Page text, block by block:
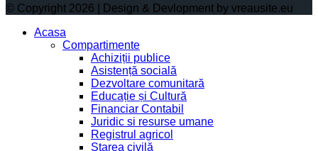
© Copyright 2026 | Design & Devlopment by vreausite.eu
Acasa
Compartimente
Achiziții publice
Asistență socială
Dezvoltare comunitară
Educație și Cultură
Financiar Contabil
Juridic si resurse umane
Registrul agricol
Starea civilă